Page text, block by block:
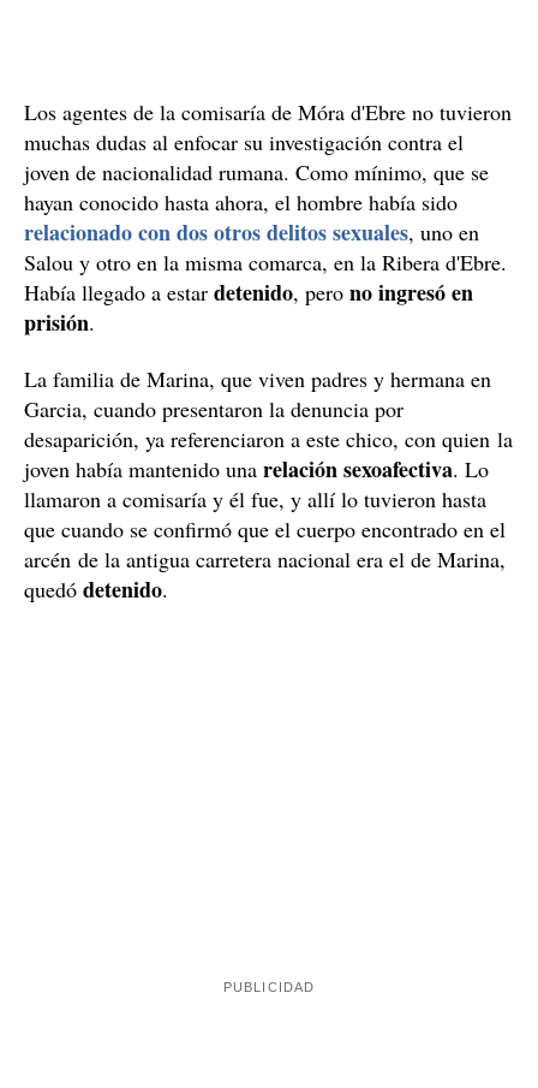
Los agentes de la comisaría de Móra d'Ebre no tuvieron
muchas dudas al enfocar su investigación contra el
joven de nacionalidad rumana. Como mínimo, que se
hayan conocido hasta ahora, el hombre había sido
relacionado con dos otros delitos sexuales, uno en
Salou y otro en la misma comarca, en la Ribera d'Ebre.
Había llegado a estar detenido, pero no ingresó en
prisión.
joven había mantenido unarelación sexoafectiva